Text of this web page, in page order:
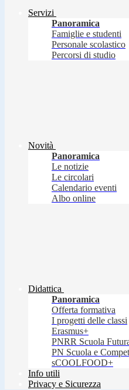
Servizi
Panoramica
Famiglie e studenti
Personale scolastico
Percorsi di studio
Novità
Panoramica
Le notizie
Le circolari
Calendario eventi
Albo online
Didattica
Panoramica
Offerta formativa
I progetti delle classi
Erasmus+
PNRR Scuola
PN Scuola e
sCOOLFOOD+
Info utili
Privacy e Sicurezza